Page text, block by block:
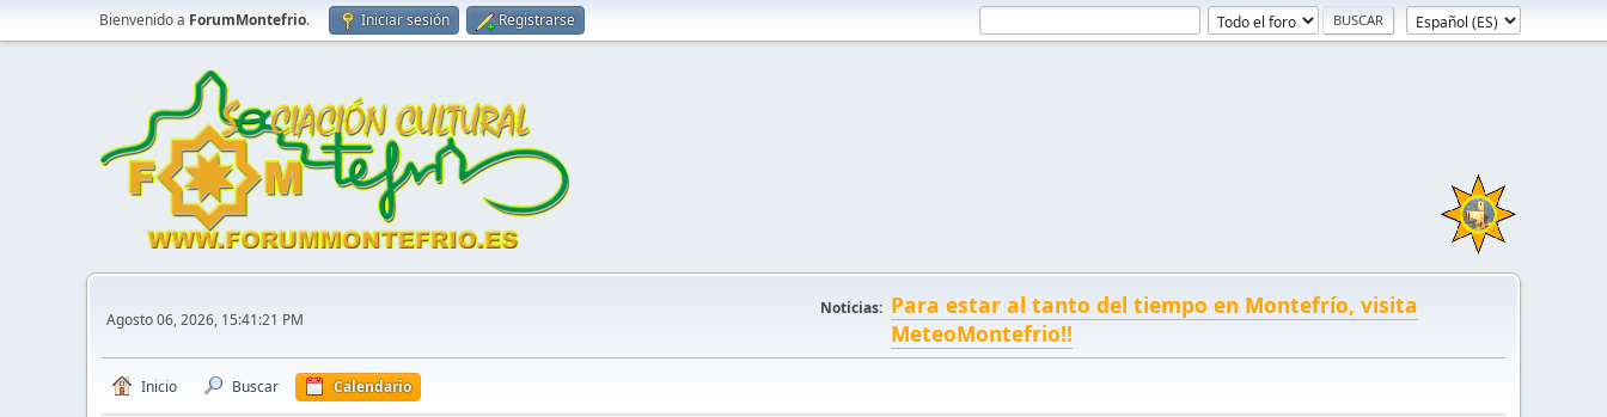
Bienvenido a ForumMontefrio. Iniciar sesión Registrarse
Agosto 06, 2026, 15:41:21 PM
Noticias: Para estar al tanto del tiempo en Montefrío, visita
MeteoMontefrio!!
Inicio Buscar Calendario